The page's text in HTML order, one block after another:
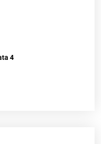
4